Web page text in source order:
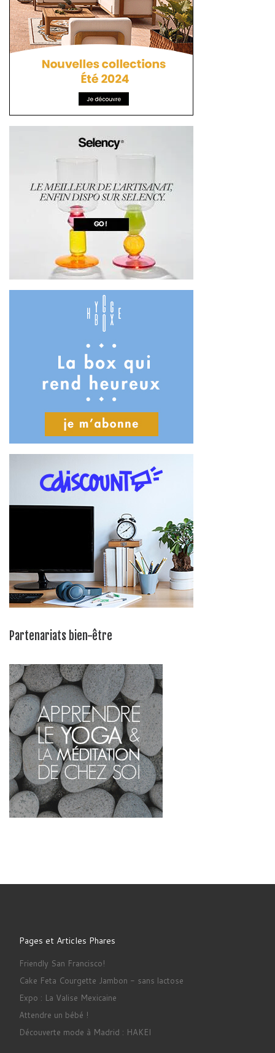
Partenariats bien-être
Pages et Articles Phares
Friendly San Francisco!
Cake Feta Courgette Jambon - sans lactose
Expo : La Valise Mexicaine
Attendre un bébé !
Découverte mode à Madrid : HAKEI